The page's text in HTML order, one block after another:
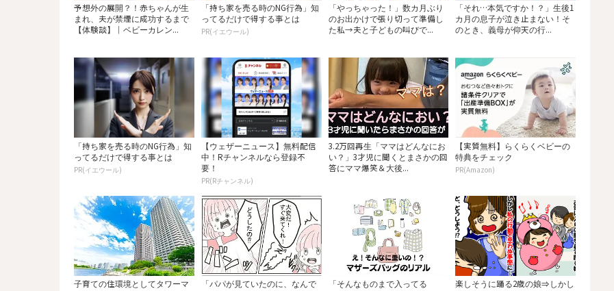
予想外の展開？！赤ちゃんが生
まれ、夫が禁煙に成功するまで
【体験談】｜ベビーカレン...
「持ち家を売る時のNG行為」知
ってるだけで得する事とは
PR(イエウール)
「やっちゃった！」数カ月ぶり
のお出かけで張り切って準備し
た私→夫と子どもの叫びで...
「それ…本気ですか！？」生後1
カ月の息子が泣き止まない！そ
のとき、義母が仰天の行...
「持ち家を売る時のNG行為」知
ってるだけで得する事とは
PR(イエウール)
【ウェザーニュース】無料配信
中！Rチャンネルなら登録不
要！
PR(Rチャンネル)
3.2万回再生「ママはどんなにお
い？」3才児に聞くとまさかの回
答にママ爆笑＆大後...
【実質無料】らくらくベビーの
特典をチェック
PR(Amazon)
子育ての住環境としてタワーマ
「パパが見ていたのに、なんで
「そんなものまで入ってる
楽しそうに踊る2歳の娘⇒しかし